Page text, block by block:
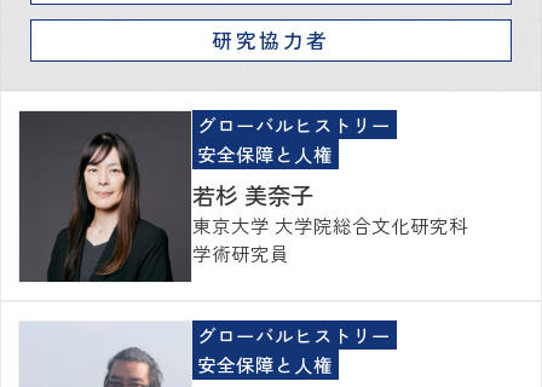
研究協力者
グローバルヒストリー
安全保障と人権
若杉 美奈子
東京大学 大学院総合文化研究科
学術研究員
グローバルヒストリー
安全保障と人権